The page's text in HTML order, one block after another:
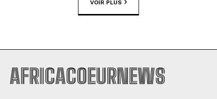
VOIR PLUS
AFRICACOEURNEWS